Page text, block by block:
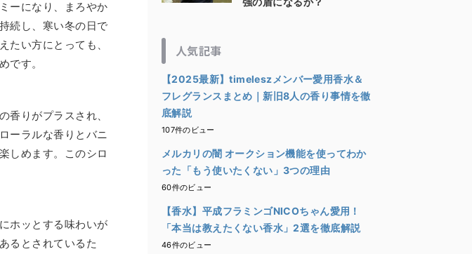
ーになり、まろやか
続し、寒い冬の日で
たい方にとっても、
です。
香りがプラスされ、
ーラルな香りとバニ
しめます。このシロ
ホッとする味わいが
るとされているた
人気記事
【2025最新】timeleszメンバー愛用香水＆
フレグランスまとめ｜新旧8人の香り事情を徹
底解説
107件のビュー
メルカリの闇 オークション機能を使ってわか
った「もう使いたくない」3つの理由
60件のビュー
【香水】平成フラミンゴNICOちゃん愛用！
「本当は教えたくない香水」2選を徹底解説
46件のビュー